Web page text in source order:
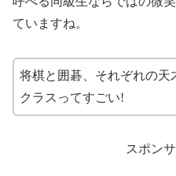
ていますね。
将棋と囲碁、それぞれの天
クラスってすごい!
スポン